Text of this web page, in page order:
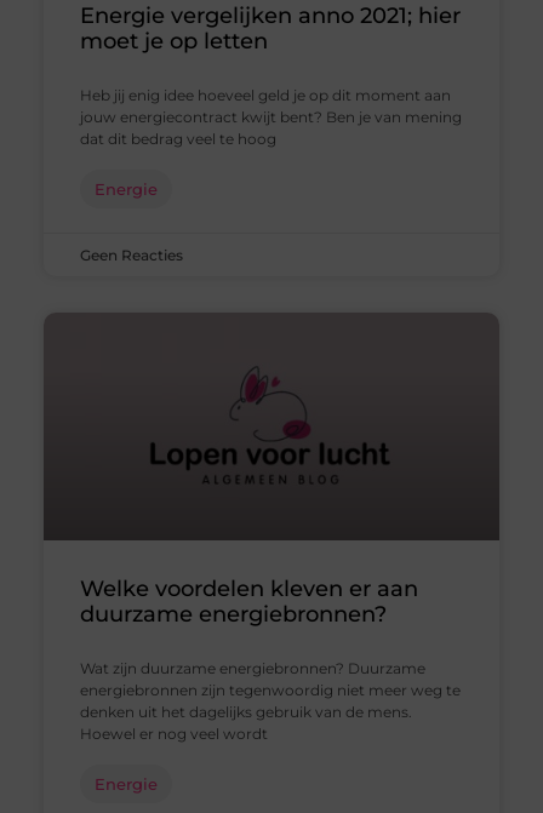
Energie vergelijken anno 2021; hier
moet je op letten
Heb jij enig idee hoeveel geld je op dit moment aan
jouw energiecontract kwijt bent? Ben je van mening
dat dit bedrag veel te hoog
Energie
Geen Reacties
Welke voordelen kleven er aan
duurzame energiebronnen?
Wat zijn duurzame energiebronnen? Duurzame
energiebronnen zijn tegenwoordig niet meer weg te
denken uit het dagelijks gebruik van de mens.
Hoewel er nog veel wordt
Energie